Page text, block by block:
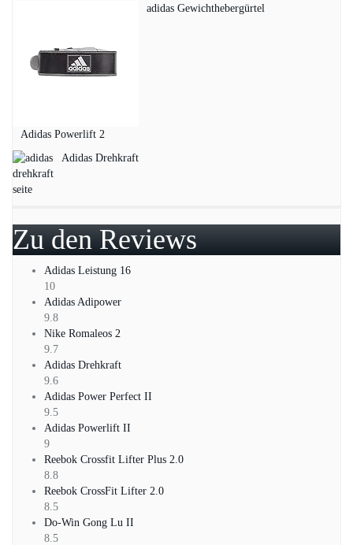
adidas Gewichthebergürtel
Adidas Powerlift 2
Adidas Drehkraft
Zu den Reviews
Adidas Leistung 16
10
Adidas Adipower
9.8
Nike Romaleos 2
9.7
Adidas Drehkraft
9.6
Adidas Power Perfect II
9.5
Adidas Powerlift II
9
Reebok Crossfit Lifter Plus 2.0
8.8
Reebok CrossFit Lifter 2.0
8.5
Do-Win Gong Lu II
8.5